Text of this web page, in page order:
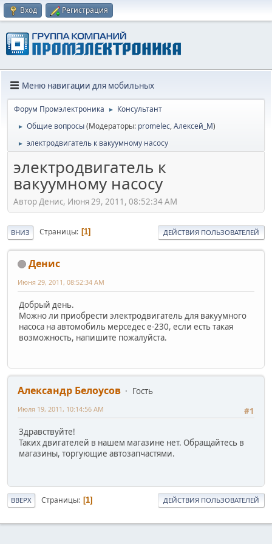
Вход Регистрация
Меню навигации для мобильных
Форум Промэлектроника ► Консультант
► Общие вопросы(Модераторы: promelec,Алексей_М)
► электродвигатель к вакуумному насосу
электродвигатель к
вакуумному насосу
Автор Денис, Июня 29, 2011, 08:52:34 AM
ВНИЗ Страницы 1 ДЕЙСТВИЯ ПОЛЬЗОВАТЕЛЕЙ
Денис
Июня 29, 2011, 08:52:34 AM
Добрый день.
Можно ли приобрести электродвигатель для вакуумного
насоса на автомобиль мерседес е-230, если есть такая
возможность, напишите пожалуйста.
Александр Белоусов
Гость
#1
Июля 19, 2011, 10:14:56 AM
Здравствуйте!
Таких двигателей в нашем магазине нет. Обращайтесь в
магазины, торгующие автозапчастями.
ВВЕРХ Страницы 1 ДЕЙСТВИЯ ПОЛЬЗОВАТЕЛЕЙ